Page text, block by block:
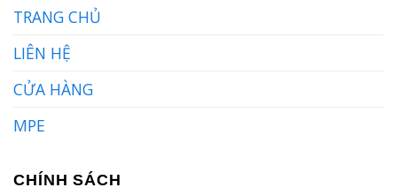
TRANG CHỦ
LIÊN HỆ
CỬA HÀNG
MPE
CHÍNH SÁCH